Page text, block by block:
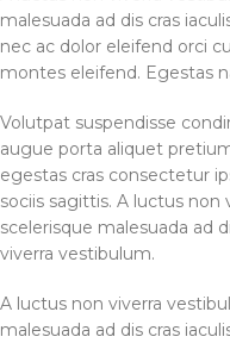
malesuada ad dis cras
nec ac dolor eleifend orci
montes eleifend. Egestas
Volutpat suspendisse
augue porta aliquet
egestas cras consectetur
sociis sagittis. A luctus
scelerisque malesuada ad
viverra vestibulum.
A luctus non viverra
malesuada ad dis cras